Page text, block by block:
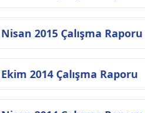
2015 Çalışma Raporu
2014 Çalışma Raporu